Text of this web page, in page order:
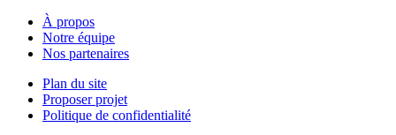
À propos
Notre équipe
Nos partenaires
Plan du site
Proposer projet
Politique de confidentialité